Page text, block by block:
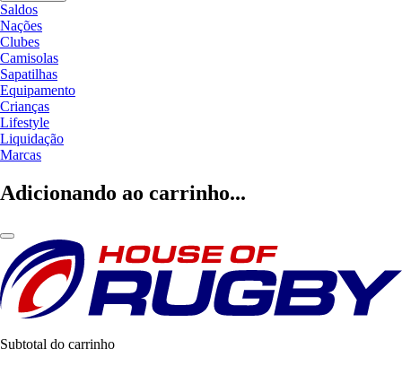
Saldos
Nações
Clubes
Camisolas
Sapatilhas
Equipamento
Crianças
Lifestyle
Liquidação
Marcas
Adicionando ao carrinho...
Subtotal do carrinho